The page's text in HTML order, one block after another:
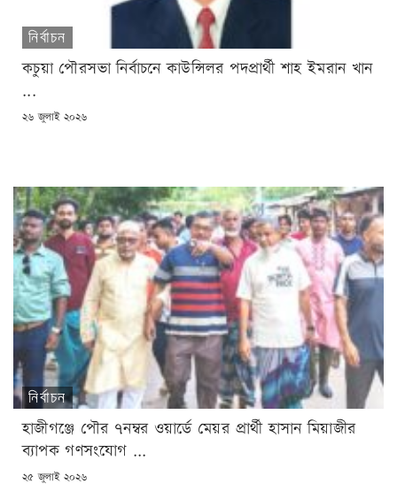
নির্বাচন
কচুয়া পৌরসভা নির্বাচনে কাউন্সিলর পদপ্রার্থী শাহ ইমরান খান
...
POSTED
২৬ জুলাই ২০২৬
নির্বাচন
হাজীগঞ্জে পৌর ৭নম্বর ওয়ার্ডে মেয়র প্রার্থী হাসান মিয়াজীর
ব্যাপক গণসংযোগ ...
POSTED
২৫ জুলাই ২০২৬